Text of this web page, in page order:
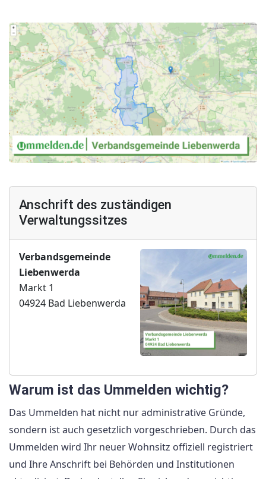
Anschrift des zuständigen
Verwaltungssitzes
Verbandsgemeinde
Liebenwerda
Markt 1
04924 Bad Liebenwerda
Warum ist das Ummelden wichtig?
Das Ummelden hat nicht nur administrative Gründe,
sondern ist auch gesetzlich vorgeschrieben. Durch das
Ummelden wird Ihr neuer Wohnsitz offiziell registriert
und Ihre Anschrift bei Behörden und Institutionen